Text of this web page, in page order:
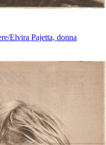
Elvira Pajetta, donna